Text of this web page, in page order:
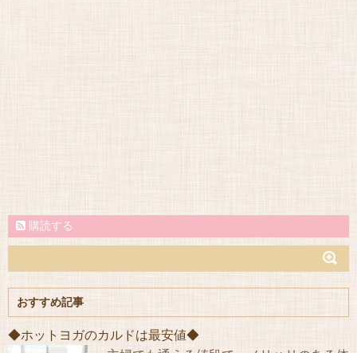
購読する
おすすめ記事
◆ホットヨガのカルドは最安値◆